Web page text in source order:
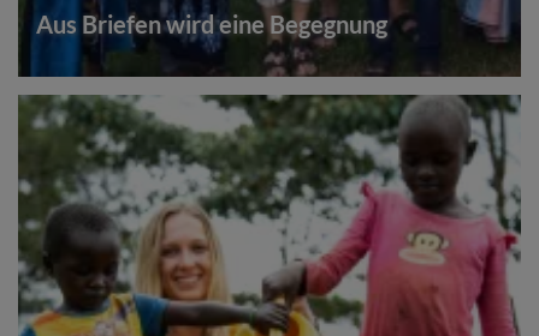
Aus Briefen wird eine Begegnung